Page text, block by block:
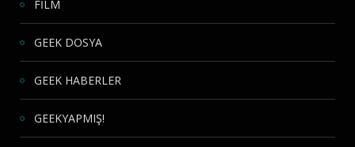
FİLM
GEEK DOSYA
GEEK HABERLER
GEEKYAPMIŞ!